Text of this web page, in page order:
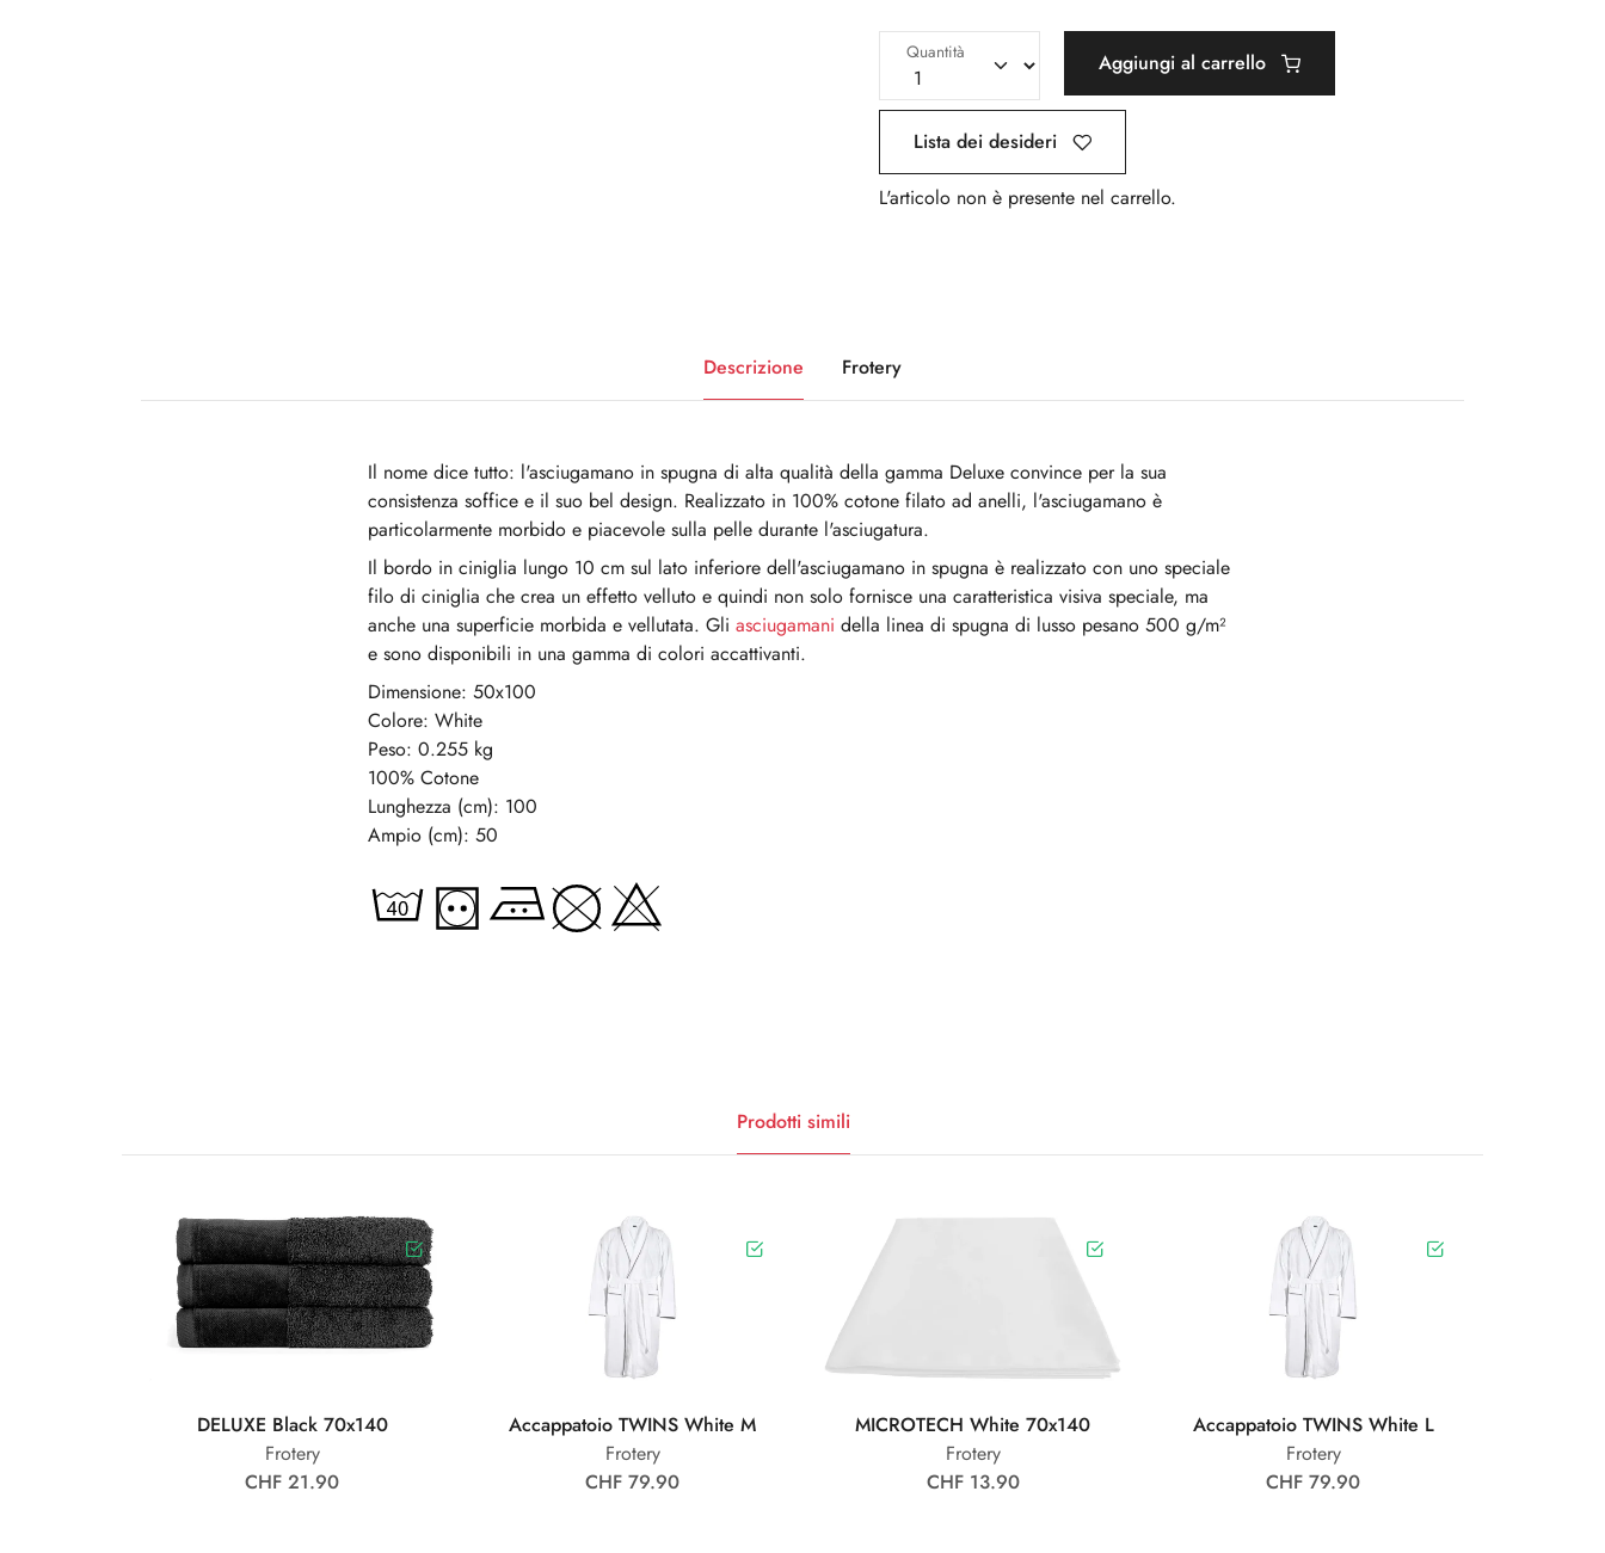
Quantità Aggiungi al carrello
Lista dei desideri
L'articolo non è presente nel carrello.
Descrizione Frotery
Il nome dice tutto: l'asciugamano in spugna di alta qualità della gamma Deluxe convince per la sua
consistenza soffice e il suo bel design. Realizzato in 100% cotone filato ad anelli, l'asciugamano è
particolarmente morbido e piacevole sulla pelle durante l'asciugatura.
Il bordo in ciniglia lungo 10 cm sul lato inferiore dell'asciugamano in spugna è realizzato con uno speciale
filo di ciniglia che crea un effetto velluto e quindi non solo fornisce una caratteristica visiva speciale, ma
anche una superficie morbida e vellutata. Gli asciugamani della linea di spugna di lusso pesano 500 g/m²
e sono disponibili in una gamma di colori accattivanti.
Dimensione: 50x100
Colore: White
Peso: 0.255 kg
100% Cotone
Lunghezza (cm): 100
Ampio (cm): 50
Prodotti simili
DELUXE Black 70x140
Frotery
CHF 21.90
Accappatoio TWINS White M
Frotery
CHF 79.90
MICROTECH White 70x140
Frotery
CHF 13.90
Accappatoio TWINS White L
Frotery
CHF 79.90